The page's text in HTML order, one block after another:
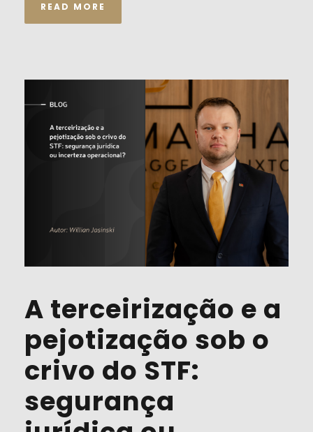
READ MORE
A terceirização e a
pejotização sob o
crivo do STF:
segurança